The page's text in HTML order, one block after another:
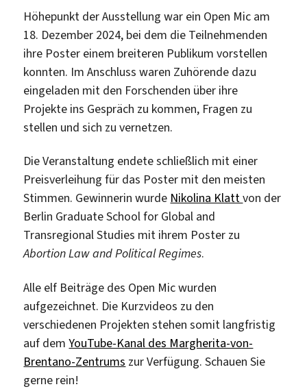
Höhepunkt der Ausstellung war ein Open Mic am
18. Dezember 2024, bei dem die Teilnehmenden
ihre Poster einem breiteren Publikum vorstellen
konnten. Im Anschluss waren Zuhörende dazu
eingeladen mit den Forschenden über ihre
Projekte ins Gespräch zu kommen, Fragen zu
stellen und sich zu vernetzen.
Die Veranstaltung endete schließlich mit einer
Preisverleihung für das Poster mit den meisten
Stimmen. Gewinnerin wurde Nikolina Klattvon der
Berlin Graduate School for Global and
Transregional Studies mit ihrem Poster zu
Abortion Law and Political Regimes.
Alle elf Beiträge des Open Mic wurden
aufgezeichnet. Die Kurzvideos zu den
verschiedenen Projekten stehen somit langfristig
auf demYouTube-Kanal des Margherita-von-
Brentano-Zentrums zur Verfügung. Schauen Sie
gerne rein!